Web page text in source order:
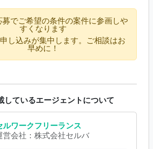
でご希望の条件の案件に参画しや
すくなります
し込みが集中します。ご相談はお
早めに！
しているエージェントについて
ルワークフリーランス
営会社： 株式会社セルバ